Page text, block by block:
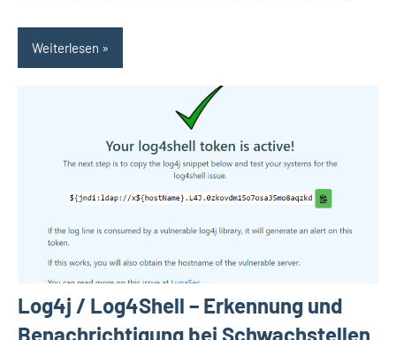
Weiterlesen
Log4j / Log4Shell – Erkennung und
Benachrichtigung bei Schwachstellen